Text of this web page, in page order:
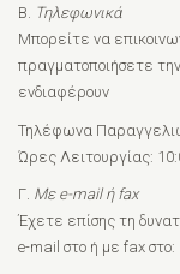
B. Τηλεφωνικά
Μπορείτε να
πραγματοποιήσετε
ενδιαφέρουν
Τηλέφωνα
Ώρες Λειτουργίας:
Γ. Με e-mail ή fax
Έχετε επίσης τη
e-mail στο ή με fax